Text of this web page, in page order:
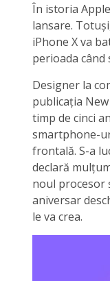
În istoria
lansare.
iPhone X va
perioada când
Designer la
publicația
timp de cinci
smartphone-
frontală. S-a
declară
noul procesor
aniversar
le va crea.